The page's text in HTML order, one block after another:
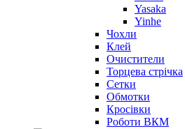
Yasaka
Yinhe
Чохли
Клей
Очистители
Торцева стрічка
Сетки
Обмотки
Кросівки
Роботи ВКМ